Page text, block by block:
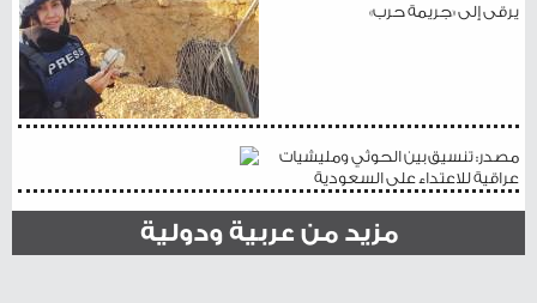
يرقى إلى «جريمة حرب»
مصدر: تنسيق بين الحوثي ومليشيات
عراقية للاعتداء على السعودية
مزيد من عربية ودولية